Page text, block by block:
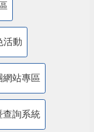
活動
網站專區
查詢系統